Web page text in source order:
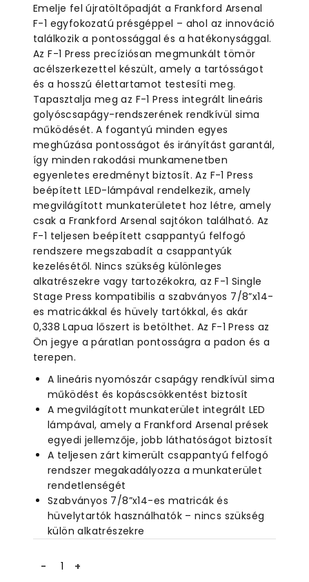
5
Emelje fel újratöltőpadját a Frankford Arsenal
F-1 egyfokozatú présgéppel – ahol az innováció
találkozik a pontossággal és a hatékonysággal.
Az F-1 Press precíziósan megmunkált tömör
acélszerkezettel készült, amely a tartósságot
és a hosszú élettartamot testesíti meg.
Tapasztalja meg az F-1 Press integrált lineáris
golyóscsapágy-rendszerének rendkívül sima
működését. A fogantyú minden egyes
meghúzása pontosságot és irányítást garantál,
így minden rakodási munkamenetben
egyenletes eredményt biztosít. Az F-1 Press
beépített LED-lámpával rendelkezik, amely
megvilágított munkaterületet hoz létre, amely
csak a Frankford Arsenal sajtókon található. Az
F-1 teljesen beépített csappantyú felfogó
rendszere megszabadít a csappantyúk
kezelésétől. Nincs szükség különleges
alkatrészekre vagy tartozékokra, az F-1 Single
Stage Press kompatibilis a szabványos 7/8”x14-
es matricákkal és hüvely tartókkal, és akár
0,338 Lapua lőszert is betölthet. Az F-1 Press az
Ön jegye a páratlan pontosságra a padon és a
terepen.
A lineáris nyomószár csapágy rendkívül sima
működést és kopáscsökkentést biztosít
A megvilágított munkaterület integrált LED
lámpával, amely a Frankford Arsenal prések
egyedi jellemzője, jobb láthatóságot biztosít
A teljesen zárt kimerült csappantyú felfogó
rendszer megakadályozza a munkaterület
rendetlenségét
Szabványos 7/8”x14-es matricák és
hüvelytartók használhatók – nincs szükség
külön alkatrészekre
FRANKFORD